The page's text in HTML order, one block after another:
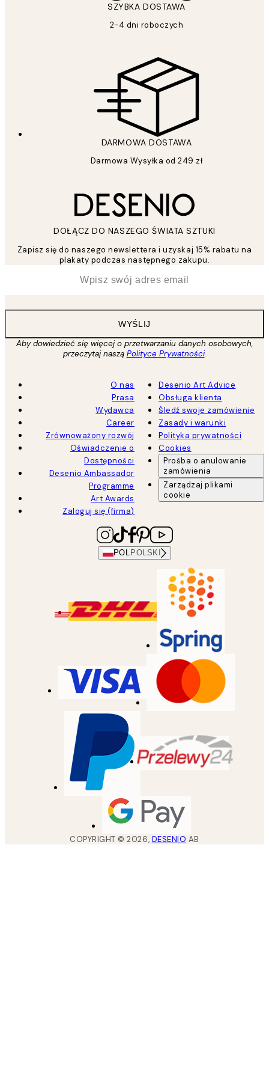
SZYBKA DOSTAWA
2-4 dni roboczych
DARMOWA DOSTAWA
Darmowa Wysyłka od 249 zł
DOŁĄCZ DO NASZEGO ŚWIATA SZTUKI
Zapisz się do naszego newslettera i uzyskaj 15% rabatu na
plakaty podczas następnego zakupu.
WYŚLIJ
Aby dowiedzieć się więcej o przetwarzaniu danych osobowych,
przeczytaj naszą Polityce Prywatności.
O nas
Prasa
Wydawca
Career
Zrównoważony rozwój
Oświadczenie o
Dostępności
Desenio Ambassador
Programme
Art Awards
Zaloguj się (firma)
Desenio Art Advice
Obsługa klienta
Śledź swoje zamówienie
Zasady i warunki
Polityka prywatności
Cookies
Prośba o anulowanie
zamówienia
Zarządzaj plikami
cookie
POL POLSKI
COPYRIGHT ©2026, DESENIO AB